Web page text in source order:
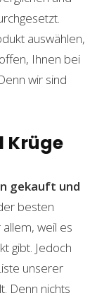
auswählen,
Ihnen bei
wir sind
Krüge
gekauft und
besten
allem, weil es
gibt. Jedoch
unserer
Denn nichts